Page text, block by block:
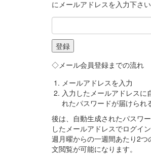
にメールアドレスを入力下さい
◇メール会員登録までの流れ
メールアドレスを入力
入力したメールアドレスに
れたパスワードが届けられ
後は、自動生成されたパスワ
したメールアドレスでログイ
週月曜からの一週間あたり2つ
文閲覧が可能になります。